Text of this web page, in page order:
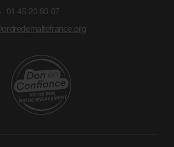
01 45 20 93 07